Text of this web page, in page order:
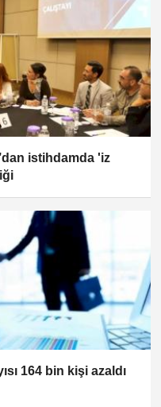
istihdamda 'iz
164 bin kişi azaldı